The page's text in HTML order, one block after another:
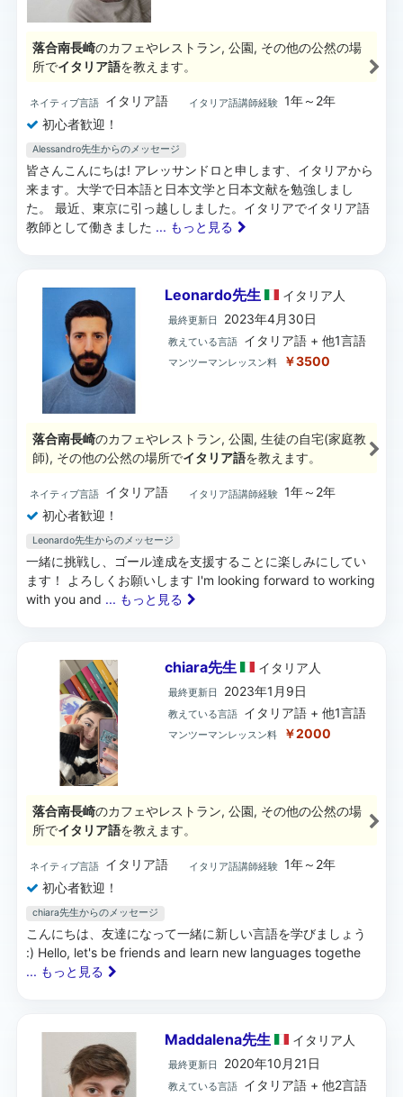
落合南長崎のカフェやレストラン, 公園, その他の公然の場
所でイタリア語を教えます。
ネイティブ言語 イタリア語 イタリア語講師経験 1年～2年
初心者歓迎！
Alessandro先生からのメッセージ
皆さんこんにちは! アレッサンドロと申します、イタリアから
来ます。大学で日本語と日本文学と日本文献を勉強しまし
た。 最近、東京に引っ越ししました。イタリアでイタリア語
教師として働きました ... もっと見る
Leonardo先生 イタリア 人
最終更新日 2023年4月30日
教えている言語 イタリア語 + 他1言語
マンツーマンレッスン料 ￥3500
落合南長崎のカフェやレストラン, 公園, 生徒の自宅(家庭教
師), その他の公然の場所でイタリア語を教えます。
ネイティブ言語 イタリア語 イタリア語講師経験 1年～2年
初心者歓迎！
Leonardo先生からのメッセージ
一緒に挑戦し、ゴール達成を支援することに楽しみにしてい
ます！ よろしくお願いします I'm looking forward to working
with you and ... もっと見る
chiara先生 イタリア 人
最終更新日 2023年1月9日
教えている言語 イタリア語 + 他1言語
マンツーマンレッスン料 ￥2000
落合南長崎のカフェやレストラン, 公園, その他の公然の場
所でイタリア語を教えます。
ネイティブ言語 イタリア語 イタリア語講師経験 1年～2年
初心者歓迎！
chiara先生からのメッセージ
こんにちは、友達になって一緒に新しい言語を学びましょう
:) Hello, let's be friends and learn new languages togethe
... もっと見る
Maddalena先生 イタリア 人
最終更新日 2020年10月21日
教えている言語 イタリア語 + 他2言語